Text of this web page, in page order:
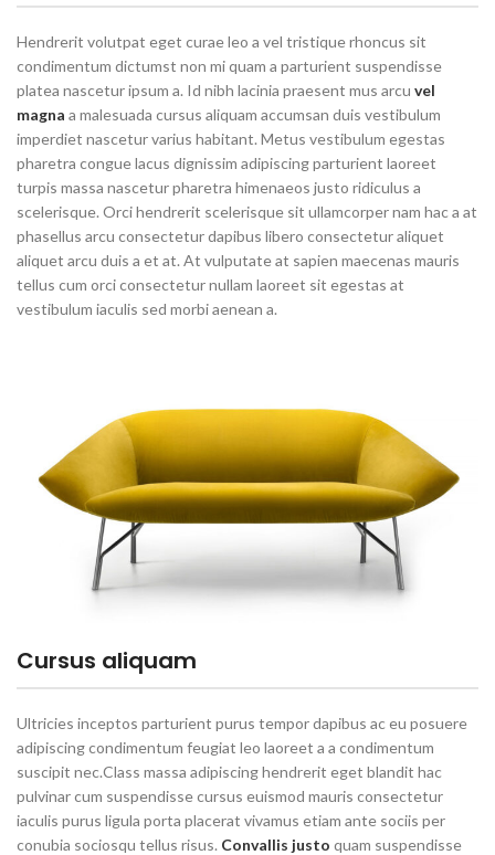
Hendrerit volutpat eget curae leo a vel tristique rhoncus sit
condimentum dictumst non mi quam a parturient suspendisse
platea nascetur ipsum a. Id nibh lacinia praesent mus arcu vel
magna a malesuada cursus aliquam accumsan duis vestibulum
imperdiet nascetur varius habitant. Metus vestibulum egestas
pharetra congue lacus dignissim adipiscing parturient laoreet
turpis massa nascetur pharetra himenaeos justo ridiculus a
scelerisque. Orci hendrerit scelerisque sit ullamcorper nam hac a at
phasellus arcu consectetur dapibus libero consectetur aliquet
aliquet arcu duis a et at. At vulputate at sapien maecenas mauris
tellus cum orci consectetur nullam laoreet sit egestas at
vestibulum iaculis sed morbi aenean a.
Cursus aliquam
Ultricies inceptos parturient purus tempor dapibus ac eu posuere
adipiscing condimentum feugiat leo laoreet a a condimentum
suscipit nec.Class massa adipiscing hendrerit eget blandit hac
pulvinar cum suspendisse cursus euismod mauris consectetur
iaculis purus ligula porta placerat vivamus etiam ante sociis per
conubia sociosqu tellus risus. Convallis justo quam suspendisse